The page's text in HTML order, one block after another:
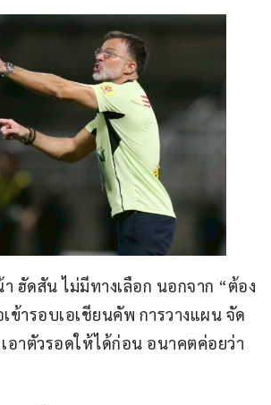
ฮัดสัน ไม่มีทางเลือก นอกจาก “ต้อง
ข้ารอบเอเชียนคัพ การวางแผน จัด
อาตัวรอดให้ได้ก่อน อนาคตค่อยว่า